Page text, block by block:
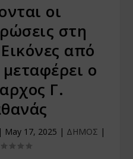
οι
στη
από
μεταφέρει ο
Γ.
| May 17, 2025 | ΔΗΜΟΣ |